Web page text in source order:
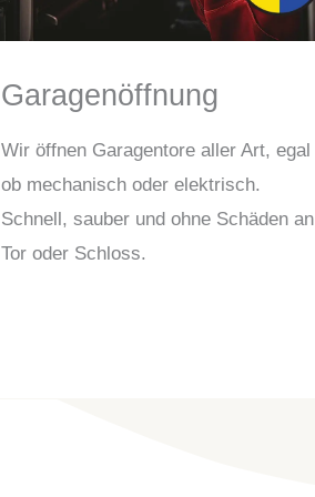
Garagenöffnung
Wir öffnen Garagentore aller Art, egal
ob mechanisch oder elektrisch.
Schnell, sauber und ohne Schäden an
Tor oder Schloss.